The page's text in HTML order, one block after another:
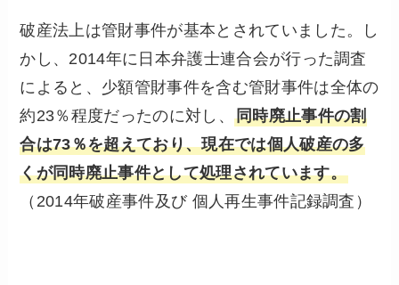
破産法上は管財事件が基本とされていました。し
かし、2014年に日本弁護士連合会が行った調査
によると、少額管財事件を含む管財事件は全体の
約23％程度だったのに対し、 同時廃止事件の割
合は73％を超えており、現在では個人破産の多
くが同時廃止事件として処理されています。
（2014年破産事件及び 個人再生事件記録調査）